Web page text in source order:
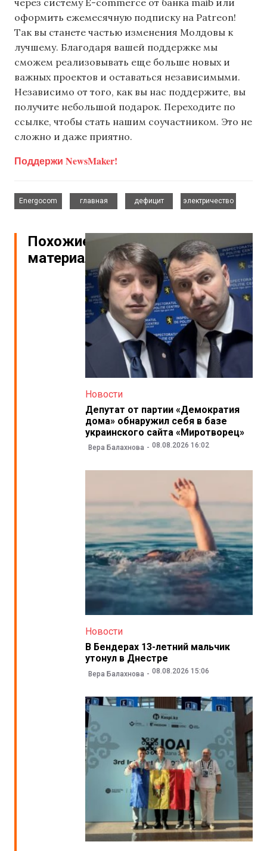
через систему E-commerce от банка maib или
оформить ежемесячную подписку на Patreon!
Так вы станете частью изменения Молдовы к
лучшему. Благодаря вашей поддержке мы
сможем реализовывать еще больше новых и
важных проектов и оставаться независимыми.
Независимо от того, как вы нас поддержите, вы
получите небольшой подарок. Переходите по
ссылке, чтобы стать нашим соучастником. Это не
сложно и даже приятно.
Поддержи NewsMaker!
Energocom
главная
дефицит
электричество
Похожие
материалы
Новости
Депутат от партии «Демократия
дома» обнаружил себя в базе
украинского сайта «Миротворец»
Вера Балахнова 08.08.2026 16:02
Новости
В Бендерах 13-летний мальчик
утонул в Днестре
Вера Балахнова 08.08.2026 15:06